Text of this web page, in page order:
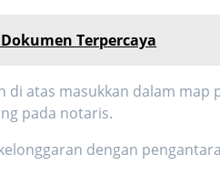
Terpercaya
di atas masukkan dalam map
pada notaris.
dengan